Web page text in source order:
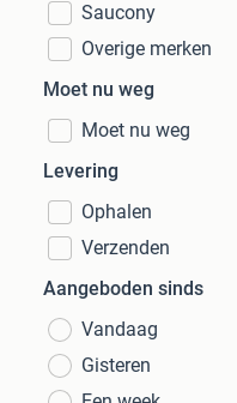
Saucony
Overige merken
Moet nu weg
Moet nu weg
Levering
Ophalen
Verzenden
Aangeboden sinds
Vandaag
Gisteren